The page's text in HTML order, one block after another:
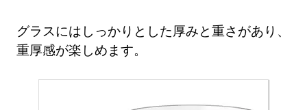
グラスにはしっかりとした厚みと重さがあり、
重厚感が楽しめます。